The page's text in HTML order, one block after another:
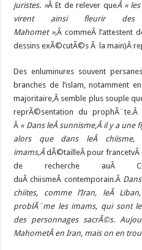
juristes. »Â Et de relever queÂ «
virent ainsi fleurir des
Mahomet »,Â commeÂ l’attestent
dessins exÃ©cutÃ©s Ã la main)Â
Des enluminures souvent
branches de l’islam, notamment
majoritaire,Â semble plus souple
reprÃ©sentation du
Â « Dans leÂ sunnisme,Â il y a une
alors que dans leÂ
imams,ÂdÃ©tailleÂ pour francetvÂ
de recherche auÂ
duÂ chiismeÂ contemporain.Â
chiites, comme l’Iran, leÂ Liban,
problÃ¨me les imams, qui sont
des personnages sacrÃ©s.
MahometÂ en Iran, mais on en